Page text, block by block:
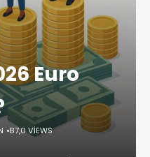
Euro
87,0 VIEWS